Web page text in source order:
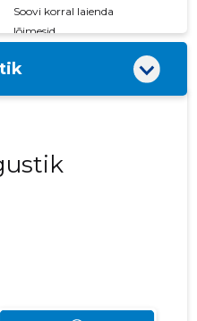
Soovi korral laienda
lõimesid